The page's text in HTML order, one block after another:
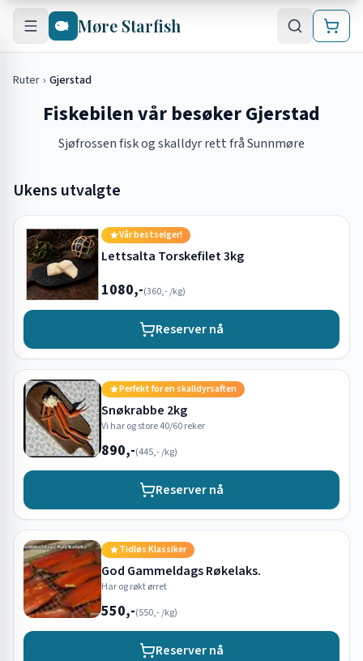
Hopp til hovedinnhold
Møre Starfish
Ruter › Gjerstad
Fiskebilen vår besøker Gjerstad
Sjøfrossen fisk og skalldyr rett frå Sunnmøre
Ukens utvalgte
Vår bestselger!
Lettsalta Torskefilet 3kg
1080,-(360,-/kg)
Reserver nå
Perfekt for en skalldyrsaften
Snøkrabbe 2kg
Vi har og store 40/60 reker
890,-(445,-/kg)
Reserver nå
Tidløs Klassiker
God Gammeldags Røkelaks.
Har og røkt ørret
550,-(550,-/kg)
Reserver nå